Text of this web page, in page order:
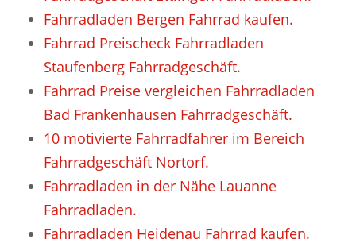
Fahrradladen Bergen Fahrrad kaufen.
Fahrrad Preischeck Fahrradladen
Staufenberg Fahrradgeschäft.
Fahrrad Preise vergleichen Fahrradladen
Bad Frankenhausen Fahrradgeschäft.
10 motivierte Fahrradfahrer im Bereich
Fahrradgeschäft Nortorf.
Fahrradladen in der Nähe Lauanne
Fahrradladen.
Fahrradladen Heidenau Fahrrad kaufen.